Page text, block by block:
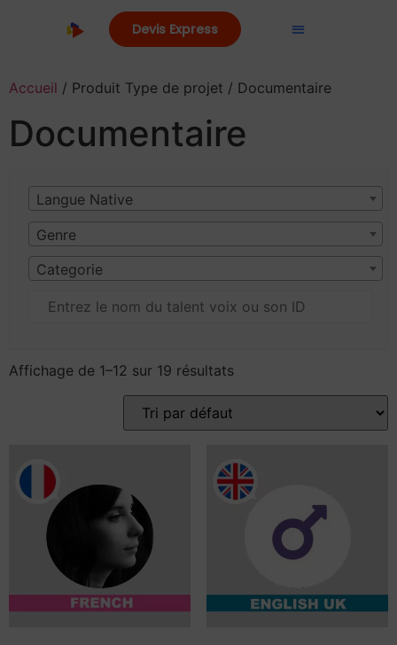
Devis Express
Accueil / Produit Type de projet / Documentaire
Documentaire
Langue Native
Genre
Categorie
Affichage de 1–12 sur 19 résultats